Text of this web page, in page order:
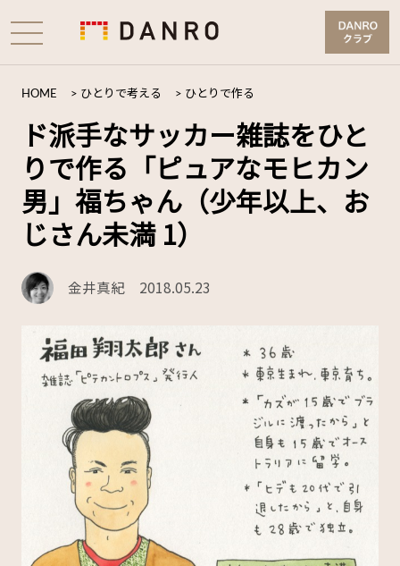
HOME > ひとりで考える > ひとりで作る
ド派手なサッカー雑誌をひと
りで作る「ピュアなモヒカン
男」福ちゃん（少年以上、お
じさん未満 1）
金井真紀 2018.05.23